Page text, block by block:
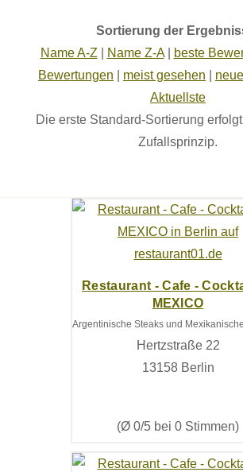
Sortierung der
Name A-Z
Name Z-A| beste
Bewertungen
meist gesehen
Aktuellste
Die erste Standard-Sortierung
Zufallsprinzip.
Restaurant - Cafe -
MEXICO
Argentinische Steaks und
Hertzstraße 22
13158 Berlin
(Ø 0/5 bei 0 Stimmen)